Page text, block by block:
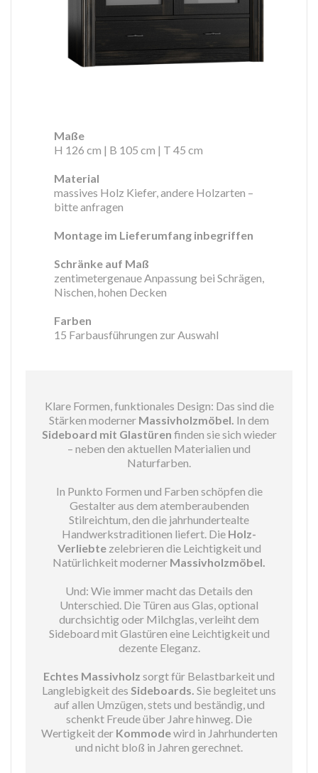
Maße
H 126 cm | B 105 cm | T 45 cm
Material
massives Holz Kiefer, andere Holzarten –
bitte anfragen
Montage im Lieferumfang inbegriffen
Schränke auf Maß
zentimetergenaue Anpassung bei Schrägen,
Nischen, hohen Decken
Farben
15 Farbausführungen zur Auswahl
Klare Formen, funktionales Design: Das sind die
Stärken moderner Massivholzmöbel. In dem
Sideboard mit Glastüren finden sie sich wieder
– neben den aktuellen Materialien und
Naturfarben.
In Punkto Formen und Farben schöpfen die
Gestalter aus dem atemberaubenden
Stilreichtum, den die jahrhundertealte
Handwerkstraditionen liefert. Die Holz-
Verliebtezelebrieren die Leichtigkeit und
Natürlichkeit moderner Massivholzmöbel.
Und: Wie immer macht das Details den
Unterschied. Die Türen aus Glas, optional
durchsichtig oder Milchglas, verleiht dem
Sideboard mit Glastüren eine Leichtigkeit und
dezente Eleganz.
Echtes Massivholz sorgt für Belastbarkeit und
Langlebigkeit des Sideboards. Sie begleitet uns
auf allen Umzügen, stets und beständig, und
schenkt Freude über Jahre hinweg. Die
Wertigkeit der Kommodewird in Jahrhunderten
und nicht bloß in Jahren gerechnet.